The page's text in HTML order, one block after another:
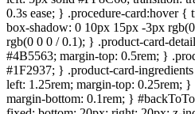
0.3s ease; } .procedure-card:hover {
box-shadow: 0 10px 15px -3px
rgb(0 0 0 / 0.1); } .product-card-
#4B5563; margin-top: 0.5rem; }
#1F2937; } .product-card-
left: 1.25rem; margin-top: 0.25rem;
margin-bottom: 0.1rem; }